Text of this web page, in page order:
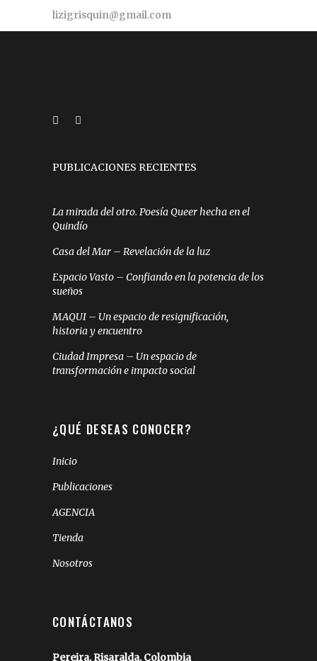
lizigrisquin@gmail.com
PUBLICACIONES RECIENTES
La mirada del otro. Poesía Queer hecha en el
Quindío
Casa del Mar – Revelación de la luz
Espacio Vasto – Confiando en la potencia de los
sueños
MAQUI – Un espacio de resignificación,
historia y encuentro
Ciudad Impresa – Un espacio de
transformación e impacto social
¿QUÉ DESEAS CONOCER?
Inicio
Publicaciones
AGENCIA
Tienda
Nosotros
CONTÁCTANOS
Pereira, Risaralda, Colombia